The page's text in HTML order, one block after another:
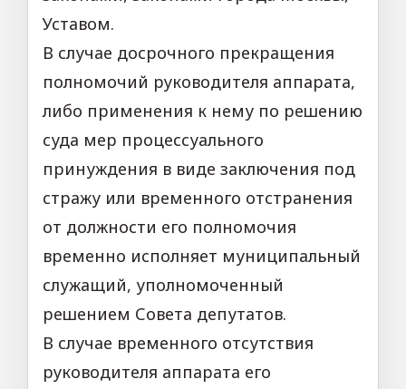
Уставом.
В случае досрочного прекращения
полномочий руководителя аппарата,
либо применения к нему по решению
суда мер процессуального
принуждения в виде заключения под
стражу или временного отстранения
от должности его полномочия
временно исполняет муниципальный
служащий, уполномоченный
решением Совета депутатов.
В случае временного отсутствия
руководителя аппарата его